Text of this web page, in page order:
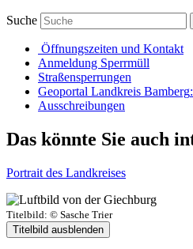
Suche
Öffnungszeiten und Kontakt
Anmeldung Sperrmüll
Straßensperrungen
Geoportal Landkreis Bamberg
Ausschreibungen
Das könnte Sie auch
Portrait des Landkreises
Titelbild: © Sasche Trier
Titelbild ausblenden